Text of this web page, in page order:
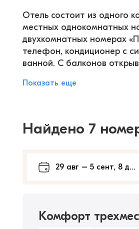
Отель состоит из одного
местных однокомнатных
двухкомнатных номерах
телефон, кондиционер с
ванной. С балконов
Показать еще
Найдено 7
Комфорт